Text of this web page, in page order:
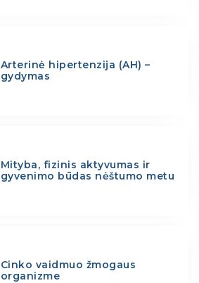
Arterinė hipertenzija (AH) –
gydymas
Mityba, fizinis aktyvumas ir
gyvenimo būdas nėštumo metu
Cinko vaidmuo žmogaus
organizme